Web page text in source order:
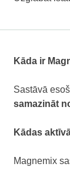
Kāda ir
Sastāvā
samazināt
Kādas
Magnemix